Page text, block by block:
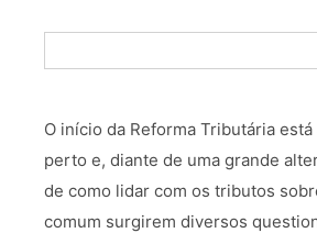
O início da Reforma Tributária está
perto e, diante de uma grande
de como lidar com os tributos
comum surgirem diversos